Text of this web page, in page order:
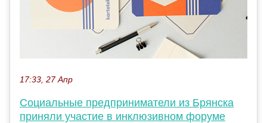
17:33, 27 Апр
Социальные предприниматели из Брянска
приняли участие в инклюзивном форуме